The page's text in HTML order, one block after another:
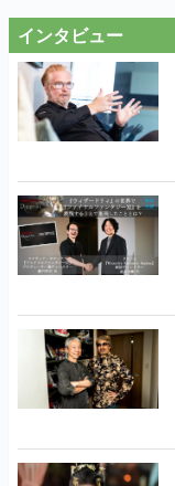
インタビュー